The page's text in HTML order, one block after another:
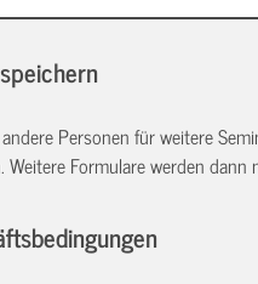
Personen für weitere
Weitere Formulare werden